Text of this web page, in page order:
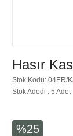
Hasır
Stok Kodu: 04ER/
Stok Adedi : 5 Adet
%25